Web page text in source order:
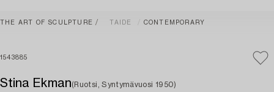
THE ART OF SCULPTURE TAIDE CONTEMPORARY
1543885
Stina Ekman(Ruotsi, Syntymävuosi 1950)